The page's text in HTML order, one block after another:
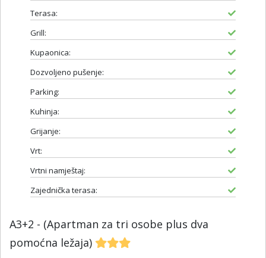
Terasa:
Grill:
Kupaonica:
Dozvoljeno pušenje:
Parking:
Kuhinja:
Grijanje:
Vrt:
Vrtni namještaj:
Zajednička terasa:
A3+2 - (Apartman za tri osobe plus dva
pomoćna ležaja)